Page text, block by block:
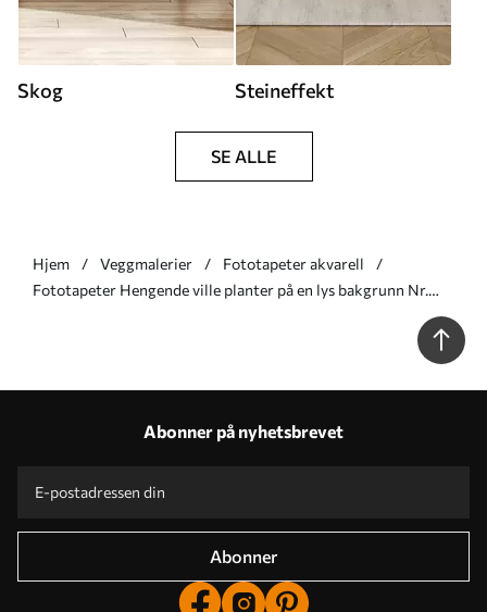
Skog Steineffekt
SE ALLE
Hjem Veggmalerier
Fototapeter akvarell
Fototapeter Hengende ville planter på en lys bakgrunn Nr.
Abonner på nyhetsbrevet
Abonner